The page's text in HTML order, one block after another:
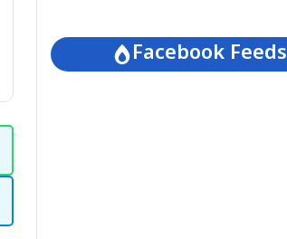
Facebook Feeds